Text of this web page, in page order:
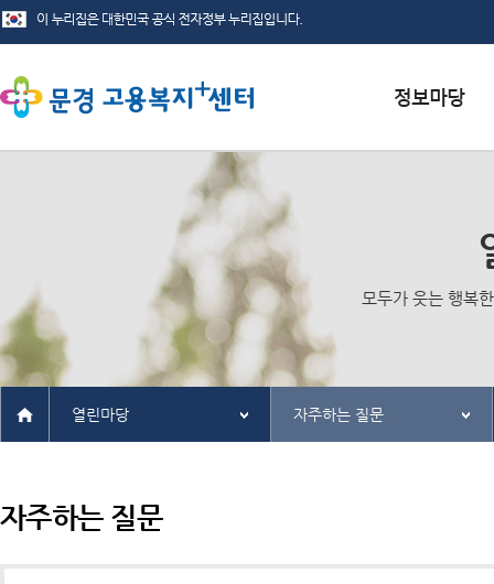
관련사이트
모두가 웃는 행복
열린마당 자주하는 질문
자주하는 질문